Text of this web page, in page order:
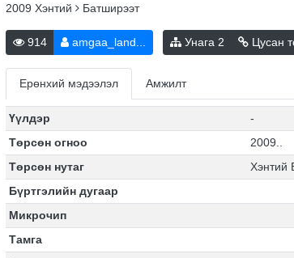
2009 Хэнтий Батширээт
914 amgaa_land... Унага 2 Цусан
Ерөнхий мэдээлэл Амжилт
Үүлдэр
-
Төрсөн огноо
2009..
Төрсөн нутаг
Хэнтий
Бүртгэлийн дугаар
Микрочип
Тамга